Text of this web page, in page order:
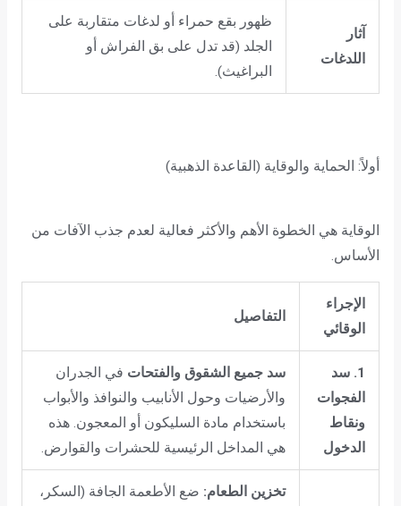
آثار
اللدغات
ظهور بقع حمراء أو لدغات متقاربة على
الجلد (قد تدل على بق الفراش أو
البراغيث).
أولاً: الحماية والوقاية (القاعدة الذهبية)
الوقاية هي الخطوة الأهم والأكثر فعالية لعدم جذب الآفات من
الأساس.
الإجراء
الوقائي
التفاصيل
1. سد
الفجوات
ونقاط
الدخول
سد جميع الشقوق والفتحات في الجدران
والأرضيات وحول الأنابيب والنوافذ والأبواب
باستخدام مادة السليكون أو المعجون. هذه
هي المداخل الرئيسية للحشرات والقوارض.
تخزين الطعام: ضع الأطعمة الجافة (السكر،